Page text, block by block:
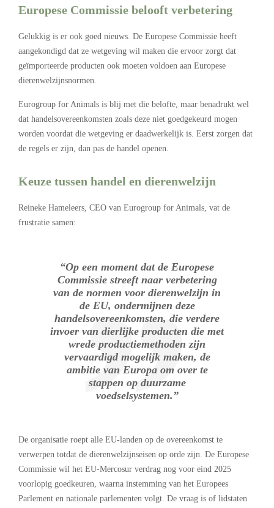
Europese Commissie belooft verbetering
Gelukkig is er ook goed nieuws. De Europese Commissie heeft
aangekondigd dat ze wetgeving wil maken die ervoor zorgt dat
geïmporteerde producten ook moeten voldoen aan Europese
dierenwelzijnsnormen.
Eurogroup for Animals is blij met die belofte, maar benadrukt wel
dat handelsovereenkomsten zoals deze niet goedgekeurd mogen
worden voordat die wetgeving er daadwerkelijk is. Eerst zorgen dat
de regels er zijn, dan pas de handel openen.
Keuze tussen handel en dierenwelzijn
Reineke Hameleers, CEO van Eurogroup for Animals, vat de
frustratie samen:
“Op een moment dat de Europese
Commissie streeft naar verbetering
van de normen voor dierenwelzijn in
de EU, ondermijnen deze
handelsovereenkomsten, die verdere
invoer van dierlijke producten die met
wrede productiemethoden zijn
vervaardigd mogelijk maken, de
ambitie van Europa om over te
stappen op duurzame
voedselsystemen.”
De organisatie roept alle EU-landen op de overeenkomst te
verwerpen totdat de dierenwelzijnseisen op orde zijn. De Europese
Commissie wil het EU-Mercosur verdrag nog voor eind 2025
voorlopig goedkeuren, waarna instemming van het Europees
Parlement en nationale parlementen volgt. De vraag is of lidstaten